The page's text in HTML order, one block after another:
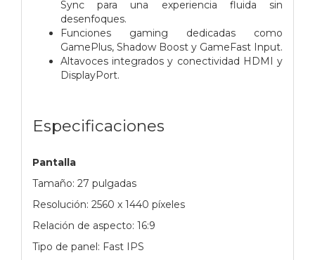
Sync para una experiencia fluida sin
desenfoques.
Funciones gaming dedicadas como
GamePlus, Shadow Boost y GameFast Input.
Altavoces integrados y conectividad HDMI y
DisplayPort.
Especificaciones
Pantalla
Tamaño: 27 pulgadas
Resolución: 2560 x 1440 píxeles
Relación de aspecto: 16:9
Tipo de panel: Fast IPS